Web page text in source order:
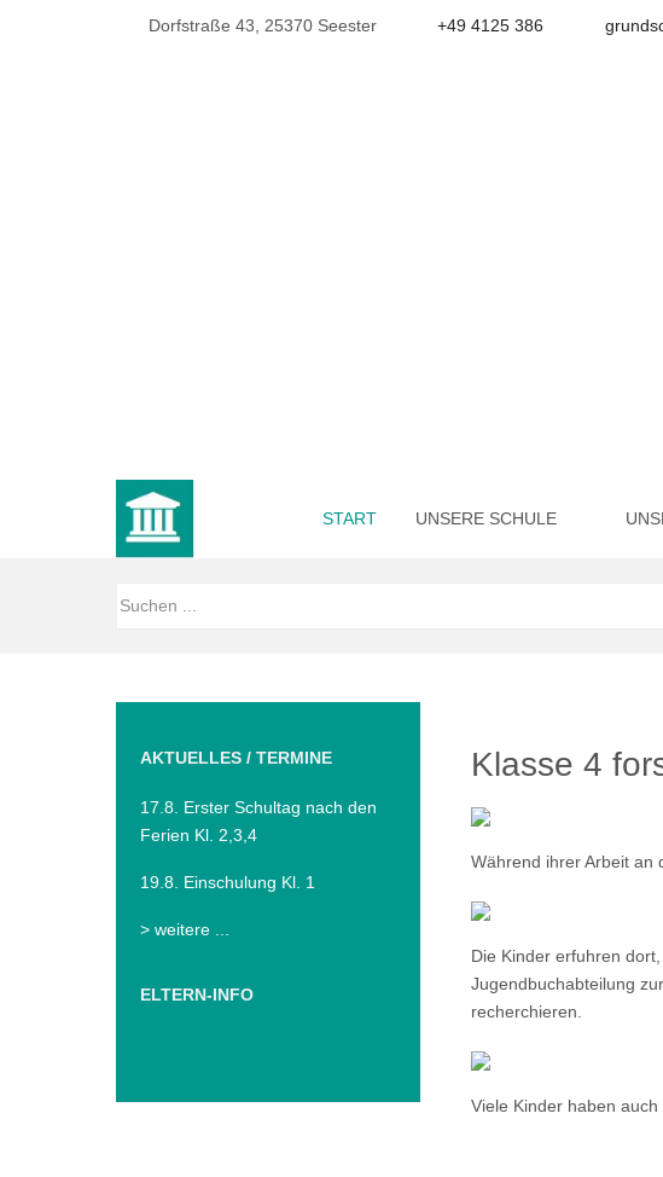
Dorfstraße 43, 25370 Seester +49 4125 386
START UNSERE SCHULE
AKTUELLES / TERMINE
17.8. Erster Schultag nach den
Ferien Kl. 2,3,4
19.8. Einschulung Kl. 1
> weitere ...
ELTERN-INFO
Klasse 4
Während ihrer Arbeit an
Die Kinder erfuhren
Jugendbuchabteilung
recherchieren.
Viele Kinder haben